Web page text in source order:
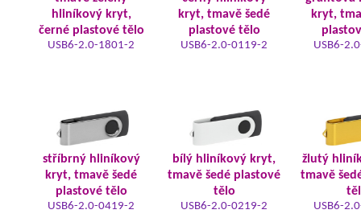
hliníkový kryt,
černé plastové tělo
USB6-2.0-1801-2
kryt, tmavě šedé
plastové tělo
USB6-2.0-0119-2
kryt,
USB6-
stříbrný hliníkový
kryt, tmavě šedé
plastové tělo
USB6-2.0-0419-2
bílý hliníkový kryt,
tmavě šedé plastové
tělo
USB6-2.0-0219-2
žlutý
tmavě
USB6-